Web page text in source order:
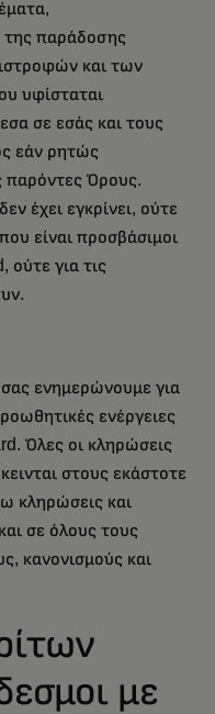
της παράδοσης
και των
υφίσταται
σε εσάς και τους
εάν ρητώς
παρόντες Όρους.
έχει εγκρίνει, ούτε
είναι προσβάσιμοι
για τις
ενημερώνουμε για
ενέργειες
Όλες οι κληρώσεις
στους εκάστοτε
κληρώσεις και
σε όλους τους
κανονισμούς και
με